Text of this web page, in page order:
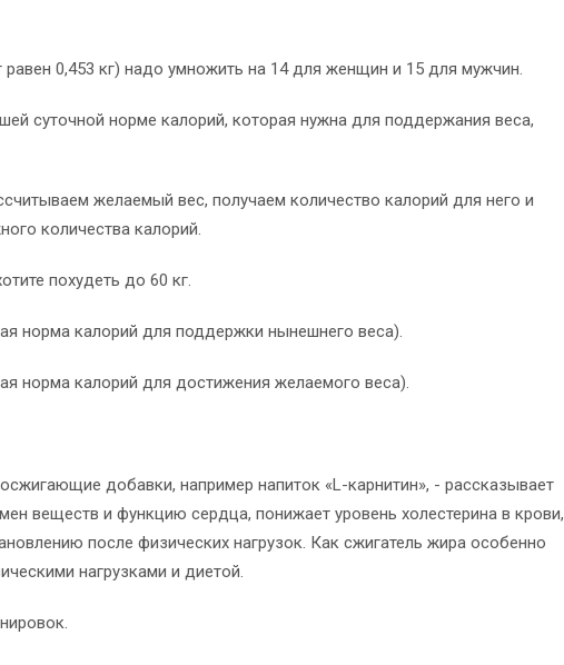
0,453 кг) надо умножить на 14 для женщин и 15 для мужчин.
суточной норме калорий, которая нужна для поддержания веса,
желаемый вес, получаем количество калорий для него и
количества калорий.
похудеть до 60 кг.
норма калорий для поддержки нынешнего веса).
норма калорий для достижения желаемого веса).
добавки, например напиток «L-карнитин», - рассказывает
веществ и функцию сердца, понижает уровень холестерина в крови,
после физических нагрузок. Как сжигатель жира особенно
нагрузками и диетой.